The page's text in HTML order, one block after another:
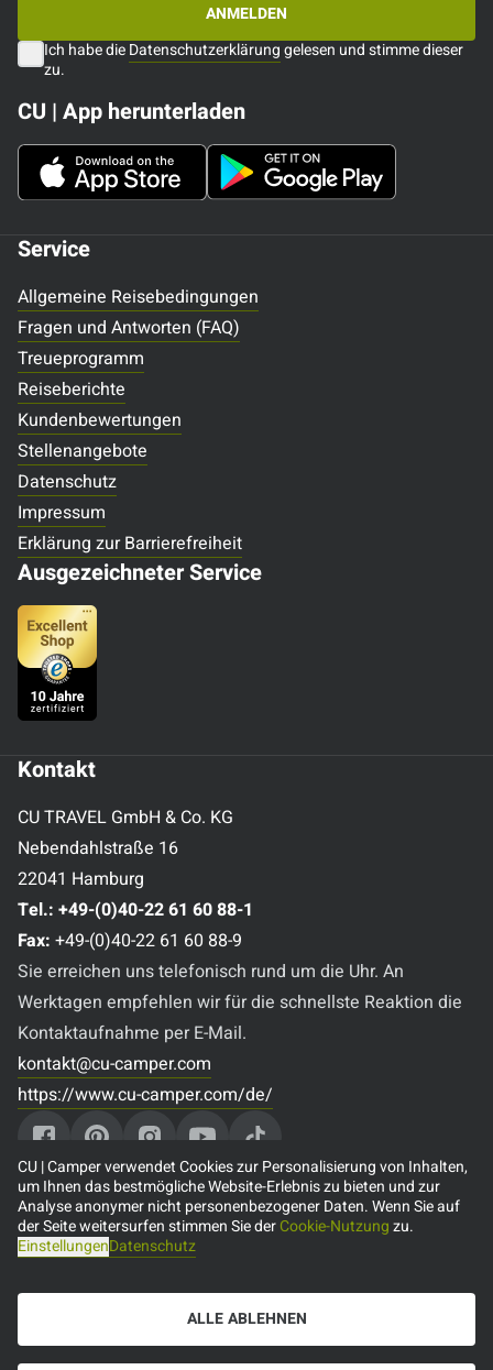
Service
Allgemeine Reisebedingungen
Fragen und Antworten (FAQ)
Treueprogramm
Reiseberichte
Kundenbewertungen
Stellenangebote
Datenschutz
Impressum
Erklärung zur Barrierefreiheit
Ausgezeichneter Service
Kontakt
CU TRAVEL GmbH & Co. KG
Nebendahlstraße 16
22041 Hamburg
Tel.: +49-(0)40-22 61 60 88-1
Fax: +49-(0)40-22 61 60 88-9
Sie erreichen uns telefonisch rund um die Uhr. An
Werktagen empfehlen wir für die schnellste Reaktion die
Kontaktaufnahme per E-Mail.
kontakt@cu-camper.com
https://www.cu-camper.com/de/
ANMELDEN
Ich habe dieDatenschutzerklärunggelesen und stimme dieser
zu.
CU | App herunterladen
Beliebte Reiseziele
🇨🇦 Camper mieten in Kanada
🇺🇸 Camper mieten in den USA
🇦🇺 Camper mieten in Australien
🇳🇿 Camper mieten in Neuseeland
CU | Camper verwendet Cookies zur Personalisierung von Inhalten,
um Ihnen das bestmögliche Website-Erlebnis zu bieten und zur
Analyse anonymer nicht personenbezogener Daten. Wenn Sie auf
der Seite weitersurfen stimmen Sie derCookie-Nutzungzu.
EinstellungenDatenschutz
ALLE ABLEHNEN